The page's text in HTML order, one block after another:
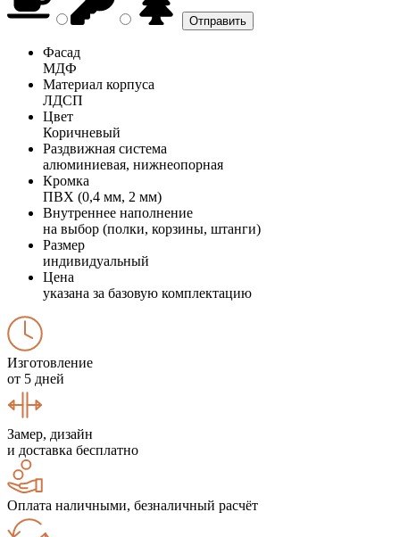
Фасад
МДФ
Материал корпуса
ЛДСП
Цвет
Коричневый
Раздвижная система
алюминиевая, нижнеопорная
Кромка
ПВХ (0,4 мм, 2 мм)
Внутреннее наполнение
на выбор (полки, корзины, штанги)
Размер
индивидуальный
Цена
указана за базовую комплектацию
Изготовление
от 5 дней
Замер, дизайн
и доставка бесплатно
Оплата наличными, безналичный расчёт